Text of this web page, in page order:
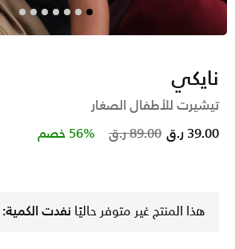
نايكي
تيشيرت للأطفال الصغار
Price reduced from
89.00 ر.ق to 39.00 ر.ق 56% خصم
هذا المنتج غير متوفر حاليًا نفدت الكمية: